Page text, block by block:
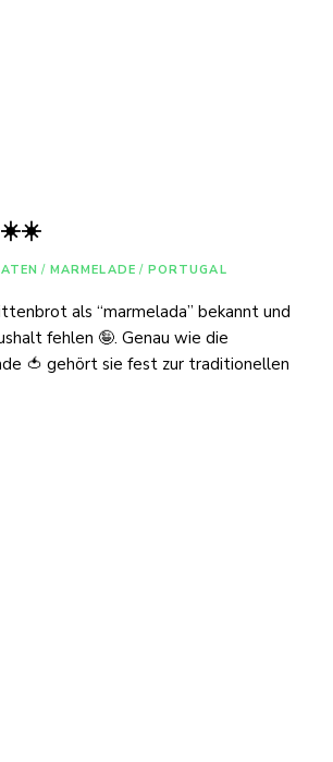
☀️☀️
/ MARMELADE / PORTUGAL
als “marmelada” bekannt und
fehlen 🤪. Genau wie die
🍅 gehört sie fest zur traditionellen